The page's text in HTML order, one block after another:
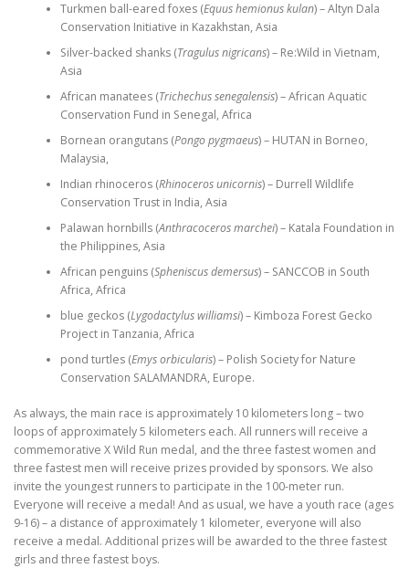
Turkmen ball-eared foxes (Equus hemionus kulan) – Altyn Dala
Conservation Initiative in Kazakhstan, Asia
Silver-backed shanks (Tragulus nigricans) – Re:Wild in Vietnam,
Asia
African manatees (Trichechus senegalensis) – African Aquatic
Conservation Fund in Senegal, Africa
Bornean orangutans (Pongo pygmaeus) – HUTAN in Borneo,
Malaysia,
Indian rhinoceros (Rhinoceros unicornis) – Durrell Wildlife
Conservation Trust in India, Asia
Palawan hornbills (Anthracoceros marchei) – Katala Foundation in
the Philippines, Asia
African penguins (Spheniscus demersus) – SANCCOB in South
Africa, Africa
blue geckos (Lygodactylus williamsi) – Kimboza Forest Gecko
Project in Tanzania, Africa
pond turtles (Emys orbicularis) – Polish Society for Nature
Conservation SALAMANDRA, Europe.
As always, the main race is approximately 10 kilometers long – two
loops of approximately 5 kilometers each. All runners will receive a
commemorative X Wild Run medal, and the three fastest women and
three fastest men will receive prizes provided by sponsors. We also
invite the youngest runners to participate in the 100-meter run.
Everyone will receive a medal! And as usual, we have a youth race (ages
9-16) – a distance of approximately 1 kilometer, everyone will also
receive a medal. Additional prizes will be awarded to the three fastest
girls and three fastest boys.